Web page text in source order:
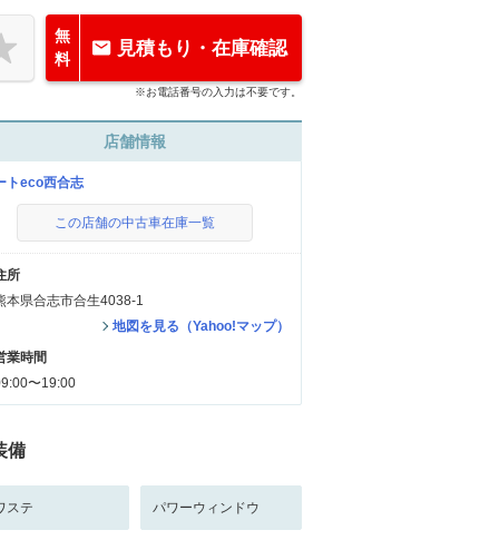
無
料
見積もり・在庫確認
※お電話番号の入力は不要です。
店舗情報
トeco西合志
この店舗の中古車在庫一覧
所
本県合志市合生4038-1
地図を見る（Yahoo!マップ）
業時間
〜19:00
備
ステ パワーウィンドウ